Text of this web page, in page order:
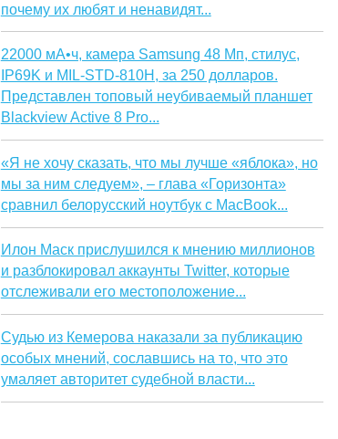
почему их любят и ненавидят...
22000 мА•ч, камера Samsung 48 Мп, стилус,
IP69K и MIL-STD-810H, за 250 долларов.
Представлен топовый неубиваемый планшет
Blackview Active 8 Pro...
«Я не хочу сказать, что мы лучше «яблока», но
мы за ним следуем», – глава «Горизонта»
сравнил белорусский ноутбук с MacBook...
Илон Маск прислушился к мнению миллионов
и разблокировал аккаунты Twitter, которые
отслеживали его местоположение...
Судью из Кемерова наказали за публикацию
особых мнений, сославшись на то, что это
умаляет авторитет судебной власти...